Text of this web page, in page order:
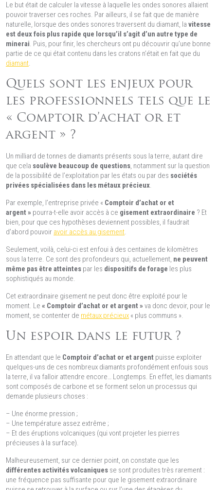
Le but était de calculer la vitesse à laquelle les ondes sonores allaient
pouvoir traverser ces roches. Par ailleurs, il se fait que de manière
naturelle, lorsque des ondes sonores traversent du diamant, la vitesse
est deux fois plus rapide que lorsqu’il s’agit d’un autre type de
minerai. Puis, pour finir, les chercheurs ont pu découvrir qu’une bonne
partie de ce qui était contenu dans les cratons n’était en fait que du
diamant.
Quels sont les enjeux pour
les professionnels tels que le
« Comptoir d’achat or et
argent » ?
Un milliard de tonnes de diamants présents sous la terre, autant dire
que cela soulève beaucoup de questions, notamment sur la question
de la possibilité de l’exploitation par les états ou par des sociétés
privées spécialisées dans les métaux précieux.
Par exemple, l’entreprise privée « Comptoir d’achat or et
argent » pourra-t-elle avoir accès à ce gisement extraordinaire ? Et
bien, pour que ces hypothèses deviennent possibles, il faudrait
d’abord pouvoir avoir accès au gisement.
Seulement, voilà, celui-ci est enfoui à des centaines de kilomètres
sous la terre. Ce sont des profondeurs qui, actuellement, ne peuvent
même pas être atteintes par les dispositifs de forage les plus
sophistiqués au monde.
Cet extraordinaire gisement ne peut donc être exploité pour le
moment. Le « Comptoir d’achat or et argent » va donc devoir, pour le
moment, se contenter de métaux précieux « plus communs ».
Un espoir dans le futur ?
En attendant que le Comptoir d’achat or et argent puisse exploiter
quelques-uns de ces nombreux diamants profondément enfouis sous
la terre, il va falloir attendre encore… Longtemps. En effet, les diamants
sont composés de carbone et se forment selon un processus qui
demande plusieurs choses :
– Une énorme pression ;
– Une température assez extrême ;
– Et des éruptions volcaniques (qui vont projeter les pierres
précieuses à la surface).
Malheureusement, sur ce dernier point, on constate que les
différentes activités volcaniques se sont produites très rarement :
une fréquence pas suffisante pour que le gisement extraordinaire